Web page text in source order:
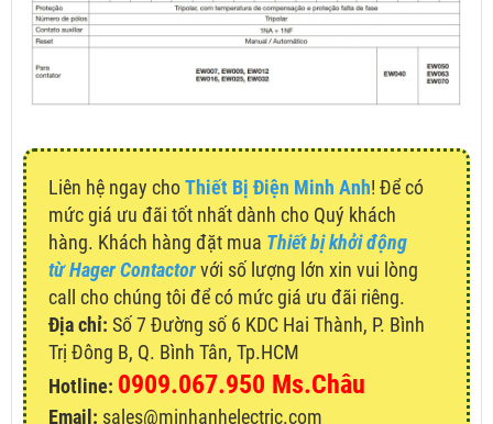
Liên hệ ngay choThiết Bị Điện Minh Anh! Để có
mức giá ưu đãi tốt nhất dành cho Quý khách
hàng. Khách hàng đặt mua Thiết bị khởi động
từ Hager Contactorvới số lượng lớn xin vui lòng
call cho chúng tôi để có mức giá ưu đãi riêng.
Địa chỉ: Số 7 Đường số 6 KDC Hai Thành, P. Bình
Trị Đông B, Q. Bình Tân, Tp.HCM
Hotline: 0909.067.950 Ms.Châu
Email: sales@minhanhelectric.com